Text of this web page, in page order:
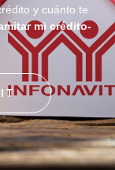
y cuánto te
mi crédito-